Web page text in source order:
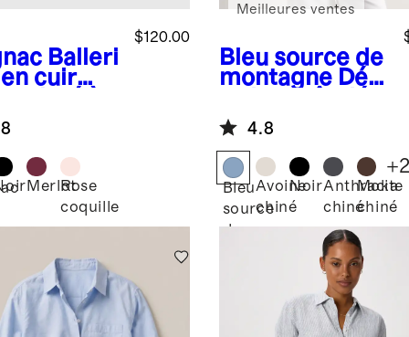
Balleri
cuir
à bout
$120.00
MerlotRose
coquille
Bleu source de
montagne Déb
en coton et
cachemire
Meilleures ventes
4.8
Bleu
source
de
Avoine
chiné
NoirAnthracite
chiné
Moka
chiné
+